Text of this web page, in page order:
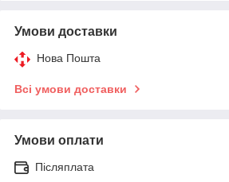
Умови доставки
Нова Пошта
Всі умови доставки
Умови оплати
Післяплата